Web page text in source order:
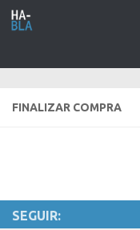
Saltar al contenido
FINALIZAR COMPRA
SEGUIR: